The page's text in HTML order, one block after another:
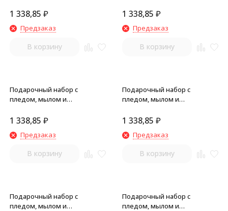
1 338,85 ₽
Предзаказ
В корзину
1 338,85 ₽
Предзаказ
В корзину
Подарочный набор с
пледом, мылом и
1 338,85 ₽
Предзаказ
В корзину
Подарочный набор с
пледом, мылом и
1 338,85 ₽
Предзаказ
В корзину
Подарочный набор с
пледом, мылом и
Подарочный набор с
пледом, мылом и